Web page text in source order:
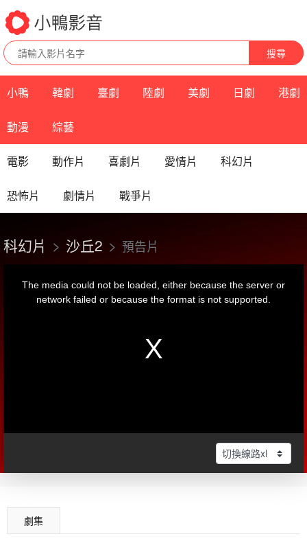
搜尋
小鴨 韓劇 臺劇 陸劇 美劇 日劇 港劇
動漫 綜藝
電影 動作片 喜劇片 愛情片 科幻片
恐怖片 劇情片 戰爭片
科幻片 沙丘2 預告片
劇集